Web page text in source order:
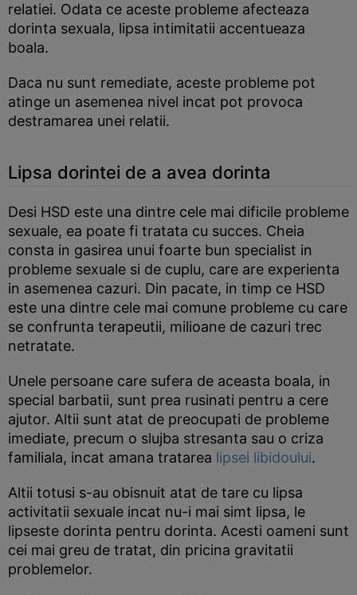
relatiei. Odata ce aceste probleme afecteaza
dorinta sexuala, lipsa intimitatii accentueaza
boala.
Daca nu sunt remediate, aceste probleme pot
atinge un asemenea nivel incat pot provoca
destramarea unei relatii.
Lipsa dorintei de a avea dorinta
Desi HSD este una dintre cele mai dificile probleme
sexuale, ea poate fi tratata cu succes. Cheia
consta in gasirea unui foarte bun specialist in
probleme sexuale si de cuplu, care are experienta
in asemenea cazuri. Din pacate, in timp ce HSD
este una dintre cele mai comune probleme cu care
se confrunta terapeutii, milioane de cazuri trec
netratate.
Unele persoane care sufera de aceasta boala, in
special barbatii, sunt prea rusinati pentru a cere
ajutor. Altii sunt atat de preocupati de probleme
imediate, precum o slujba stresanta sau o criza
familiala, incat amana tratarea lipsei libidoului.
Altii totusi s-au obisnuit atat de tare cu lipsa
activitatii sexuale incat nu-i mai simt lipsa, le
lipseste dorinta pentru dorinta. Acesti oameni sunt
cei mai greu de tratat, din pricina gravitatii
problemelor.